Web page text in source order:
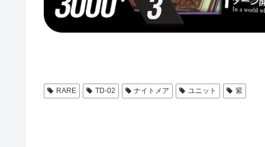
RARE TD-02 ナイトメア ユニット 紫